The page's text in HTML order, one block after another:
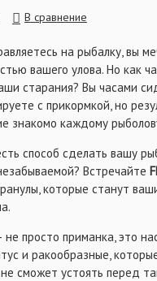
успешные
В сравнение
на рыбалку, вы
вашего улова. Но как
старания? Вы часами
с прикормкой, но
знакомо каждому
способ сделать вашу
Встречайте
которые станут
не просто приманка, это
и ракообразные,
сможет устоять перед